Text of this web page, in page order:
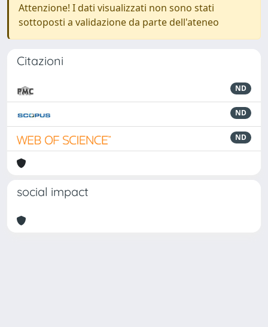
Attenzione! I dati visualizzati non sono stati
sottoposti a validazione da parte dell'ateneo
Citazioni
ND
ND
ND
social impact